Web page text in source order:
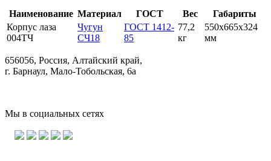
Наименование Материал ГОСТ Вес
Габариты
Корпус лаза
004ТЧ
Чугун
СЧ18
ГОСТ 1412-
85
77,2
кг
550х665х324
мм
656056, Россия, Алтайский край,
г. Барнаул, Мало-Тобольская, 6а
Мы в социальных сетях